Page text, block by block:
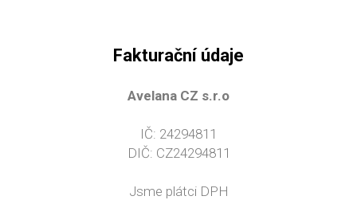
Fakturační údaje
Avelana CZ s.r.o
IČ: 24294811
DIČ: CZ24294811
Jsme plátci DPH